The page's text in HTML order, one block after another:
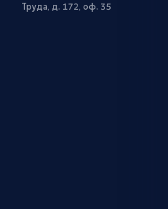
Труда, д. 172, оф. 35